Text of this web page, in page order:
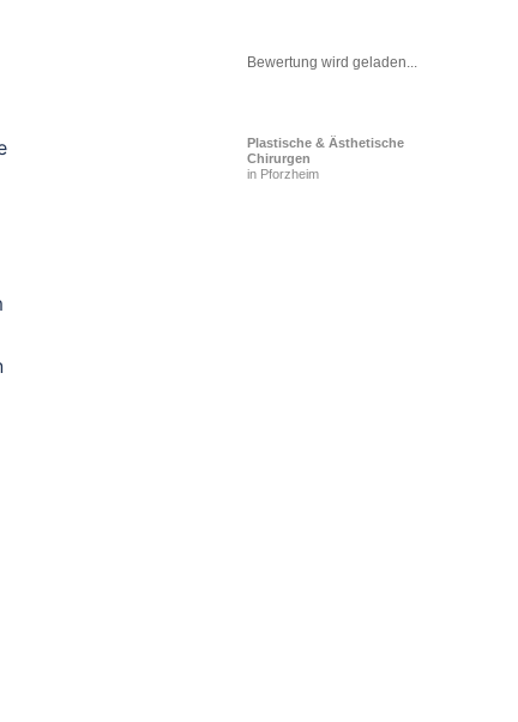
Bewertung wird geladen...
Plastische & Ästhetische
Chirurgen
in Pforzheim